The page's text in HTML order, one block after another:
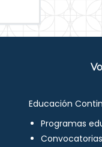
Educación
Programas
Convocatorias